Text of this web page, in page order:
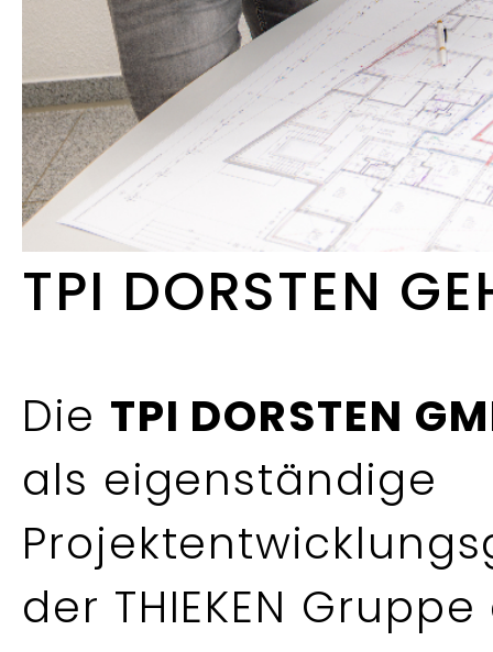
TPI DORSTEN
Die TPI DORSTEN
als eigenständige
der THIEKEN